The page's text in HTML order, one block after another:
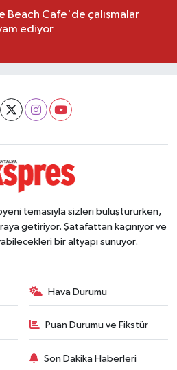
Beach Cafe'de çalışmalar
ediyor
temasıyla sizleri buluştururken,
getiriyor. Şatafattan kaçınıyor ve
bir altyapı sunuyor.
Hava Durumu
Puan Durumu ve Fikstür
Son Dakika Haberleri